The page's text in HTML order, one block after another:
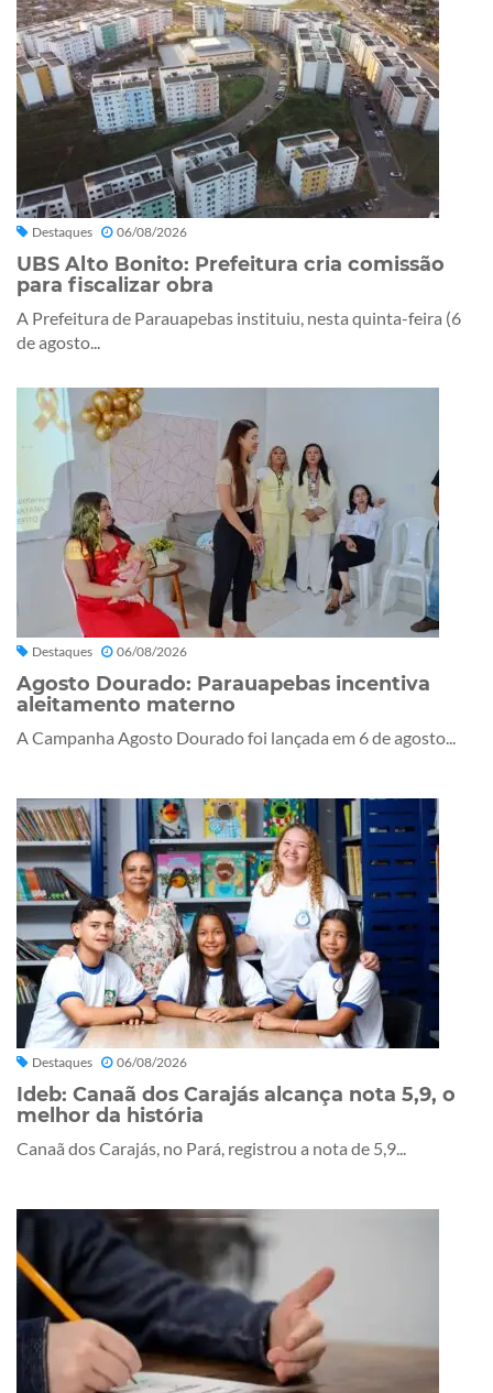
Destaques 06/08/2026
UBS Alto Bonito: Prefeitura cria comissão
para fiscalizar obra
A Prefeitura de Parauapebas instituiu, nesta quinta-feira (6
de agosto...
Destaques 06/08/2026
Agosto Dourado: Parauapebas incentiva
aleitamento materno
A Campanha Agosto Dourado foi lançada em 6 de agosto...
Destaques 06/08/2026
Ideb: Canaã dos Carajás alcança nota 5,9, o
melhor da história
Canaã dos Carajás, no Pará, registrou a nota de 5,9...